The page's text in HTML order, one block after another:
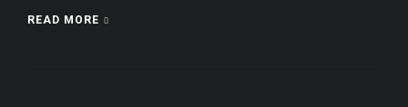
READ MORE